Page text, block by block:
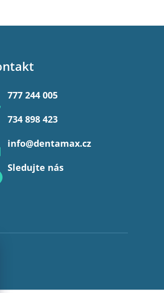
info@dentamax.cz
777 244 005
734 898 423
Sledujte nás